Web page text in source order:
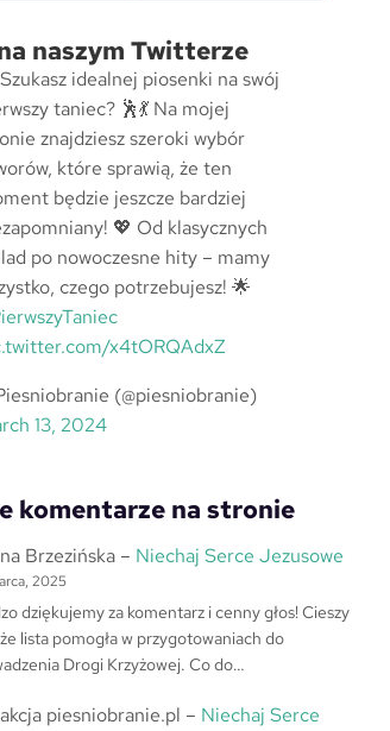
naszym Twitterze
idealnej piosenki na swój
taniec? 🕺💃 Na mojej
znajdziesz szeroki wybór
które sprawią, że ten
będzie jeszcze bardziej
💖 Od klasycznych
po nowoczesne hity – mamy
czego potrzebujesz! 🌟
x4tORQAdxZ
(@piesniobranie)
13, 2024
komentarze na stronie
Brzezińska – Niechaj Serce Jezusowe
2025
dziękujemy za komentarz i cenny głos! Cieszy
lista pomogła w przygotowaniach do
Drogi Krzyżowej. Co do…
piesniobranie.pl – Niechaj Serce